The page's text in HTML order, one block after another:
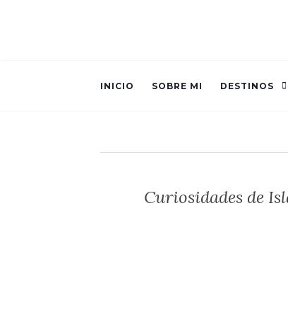
INICIO SOBRE MI DESTINOS
Curiosidades de